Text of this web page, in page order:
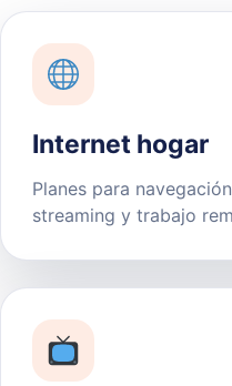
Internet hogar
Planes para
streaming y trabajo